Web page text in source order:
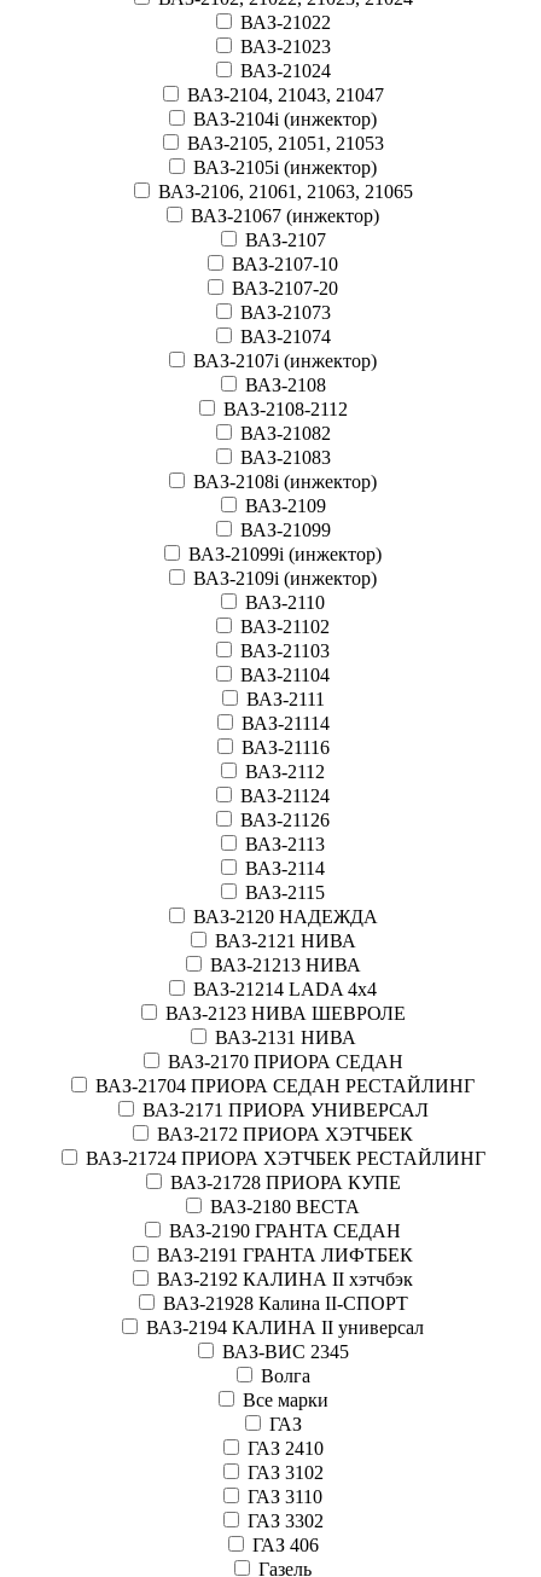
ВАЗ-21022
ВАЗ-21023
ВАЗ-21024
ВАЗ-2104, 21043, 21047
ВАЗ-2104i (инжектор)
ВАЗ-2105, 21051, 21053
ВАЗ-2105i (инжектор)
ВАЗ-2106, 21061, 21063, 21065
ВАЗ-21067 (инжектор)
ВАЗ-2107
ВАЗ-2107-10
ВАЗ-2107-20
ВАЗ-21073
ВАЗ-21074
ВАЗ-2107i (инжектор)
ВАЗ-2108
ВАЗ-2108-2112
ВАЗ-21082
ВАЗ-21083
ВАЗ-2108i (инжектор)
ВАЗ-2109
ВАЗ-21099
ВАЗ-21099i (инжектор)
ВАЗ-2109i (инжектор)
ВАЗ-2110
ВАЗ-21102
ВАЗ-21103
ВАЗ-21104
ВАЗ-2111
ВАЗ-21114
ВАЗ-21116
ВАЗ-2112
ВАЗ-21124
ВАЗ-21126
ВАЗ-2113
ВАЗ-2114
ВАЗ-2115
ВАЗ-2120 НАДЕЖДА
ВАЗ-2121 НИВА
ВАЗ-21213 НИВА
ВАЗ-21214 LADA 4х4
ВАЗ-2123 НИВА ШЕВРОЛЕ
ВАЗ-2131 НИВА
ВАЗ-2170 ПРИОРА СЕДАН
ВАЗ-21704 ПРИОРА СЕДАН РЕСТАЙЛИНГ
ВАЗ-2171 ПРИОРА УНИВЕРСАЛ
ВАЗ-2172 ПРИОРА ХЭТЧБЕК
ВАЗ-21724 ПРИОРА ХЭТЧБЕК РЕСТАЙЛИНГ
ВАЗ-21728 ПРИОРА КУПЕ
ВАЗ-2180 ВЕСТА
ВАЗ-2190 ГРАНТА СЕДАН
ВАЗ-2191 ГРАНТА ЛИФТБЕК
ВАЗ-2192 КАЛИНА II хэтчбэк
ВАЗ-21928 Калина II-СПОРТ
ВАЗ-2194 КАЛИНА II универсал
ВАЗ-ВИС 2345
Волга
Все марки
ГАЗ
ГАЗ 2410
ГАЗ 3102
ГАЗ 3110
ГАЗ 3302
ГАЗ 406
Газель